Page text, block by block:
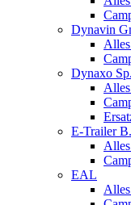
Dynavin
Dynaxo
E-Trailer
EAL